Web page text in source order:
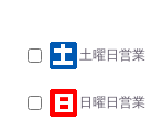
土曜日営業
日曜日営業